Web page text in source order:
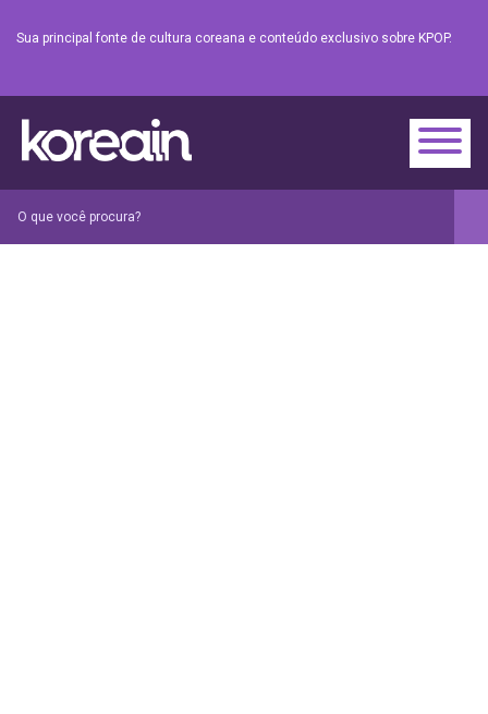
Sua principal fonte de cultura coreana e conteúdo exclusivo sobre KPOP.